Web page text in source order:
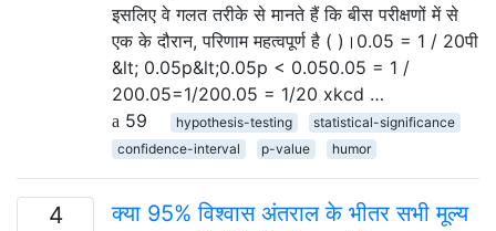
इसलिए वे गलत तरीके से मानते हैं कि बीस परीक्षणों में से
एक के दौरान, परिणाम महत्वपूर्ण है ( )।0.05 = 1 / 20पी
&lt; 0.05p&lt;0.05p < 0.050.05 = 1 /
200.05=1/200.05 = 1/20 xkcd …
59
hypothesis-testing
statistical-significance
confidence-interval
p-value humor
4
क्या 95% विश्वास अंतराल के भीतर सभी मूल्य